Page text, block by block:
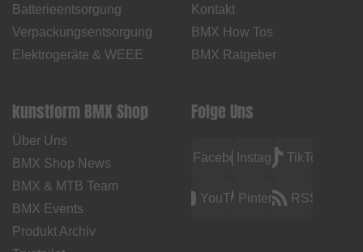
Batterieentsorgung
Verpackungsentsorgung
Elektrogeräte & WEEE
Kontakt
BMX How Tos
BMX Ratgeber
kunstform BMX Shop
Über Uns
BMX Shop News
BMX & MTB Team
BMX Events
Produkt Archiv
Folge Uns
FacebookInstagramTikTok
YouTubePinterest RSS